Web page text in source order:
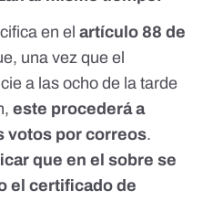
en el artículo 88 de
una vez que el
a las ocho de la tarde
este procederá a
votos por correos.
que en el sobre se
el certificado de